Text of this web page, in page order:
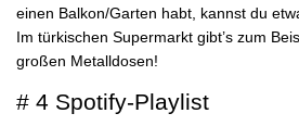
einen Balkon/Garten habt, kannst du
Im türkischen Supermarkt gibt’s zum
großen Metalldosen!
# 4 Spotify-Playlist